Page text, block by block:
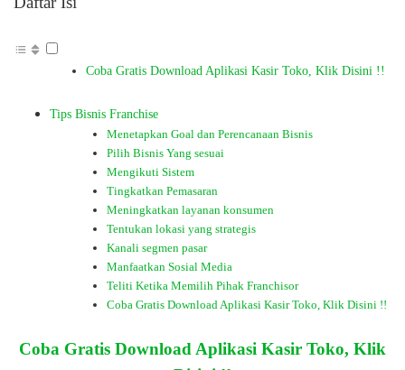
Coba Gratis Download Aplikasi Kasir Toko, Klik Disini !!
Tips Bisnis Franchise
Menetapkan Goal dan Perencanaan Bisnis
Pilih Bisnis Yang sesuai
Mengikuti Sistem
Tingkatkan Pemasaran
Meningkatkan layanan konsumen
Tentukan lokasi yang strategis
Kanali segmen pasar
Manfaatkan Sosial Media
Teliti Ketika Memilih Pihak Franchisor
Coba Gratis Download Aplikasi Kasir Toko, Klik Disini !!
Coba Gratis Download Aplikasi Kasir Toko, Klik